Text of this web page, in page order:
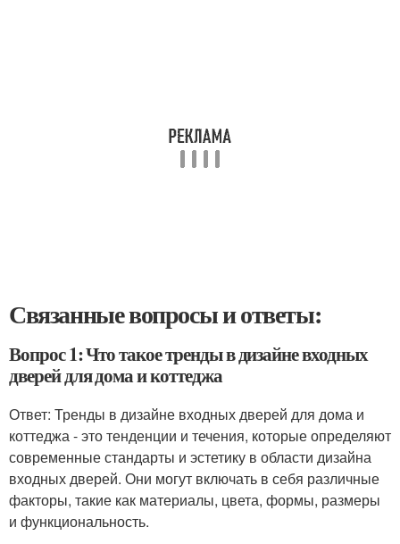
Связанные вопросы и ответы:
Вопрос 1: Что такое тренды в дизайне входных
дверей для дома и коттеджа
Ответ: Тренды в дизайне входных дверей для дома и
коттеджа - это тенденции и течения, которые определяют
современные стандарты и эстетику в области дизайна
входных дверей. Они могут включать в себя различные
факторы, такие как материалы, цвета, формы, размеры
и функциональность.